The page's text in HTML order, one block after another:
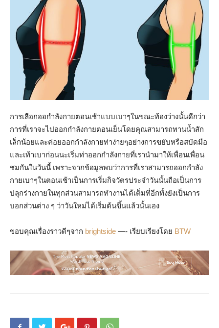
การเลือกออกำลังกายตอนเช้าแบบเบาๆในขณะท้องว่างนั้นดีกว่า
การที่เราจะไปออกกำลังกายตอนเย็นโดยคุณสามารถทานน้ำสัก
เล็กน้อยและค่อยออกกำลังกายท่าง่ายๆอย่างการขยับหรือสบัดมือ
และเท้าเบาก่อนนะเริ่มท่าออกกำลังกายที่เรานำมาให้เพื่อนเพื่อน
ชมกันในวันนี้ เพราะจากข้อมูลพบว่าการที่เราสามารถออกกำลัง
กายเบาๆในตอนเช้าเป็นการเริ่มกิจวัตรประจำวันนั้นถือเป็นการ
ปลุกร่างกายในทุกส่วนสามารถทำงานได้เต็มที่อีกทั้งยังเป็นการ
บอกส่วนต่าง ๆ ว่าวันใหม่ได้เริ่มต้นขึ้นแล้วนั้นเอง
ขอบคุณเรื่องราวดีๆจาก brightside —- เรียบเรียงโดย BTW